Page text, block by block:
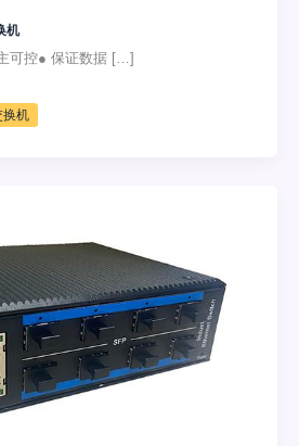
机
可控● 保证数据 […]
换机